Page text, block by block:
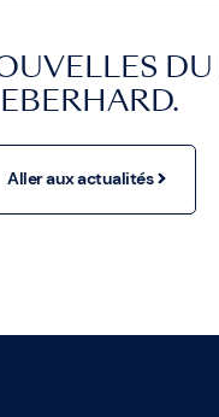
EBERHARD.
Aller aux actualités